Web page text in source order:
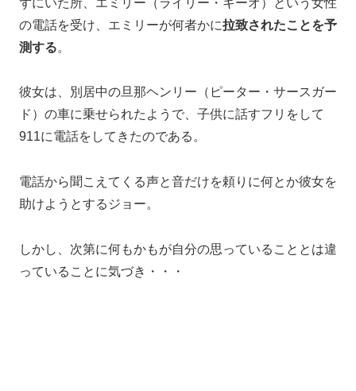
の電話を受け、エミリーが何者かに拉致されたことを予
測する。
彼女は、別居中の旦那ヘンリー（ピーター・サースガー
ド）の車に乗せられたようで、子供に話すフリをして
911に電話をしてきたのである。
電話から聞こえてくる声と音だけを頼りに何とか彼女を
助けようとするジョー。
しかし、次第に何もかもが自分の思っていることとは違
っていることに気づき・・・